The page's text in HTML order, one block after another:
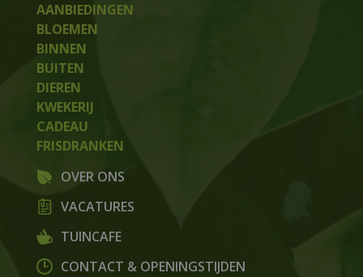
AANBIEDINGEN
BLOEMEN
BINNEN
BUITEN
DIEREN
KWEKERIJ
CADEAU
FRISDRANKEN
OVER ONS
VACATURES
TUINCAFE
CONTACT & OPENINGSTIJDEN